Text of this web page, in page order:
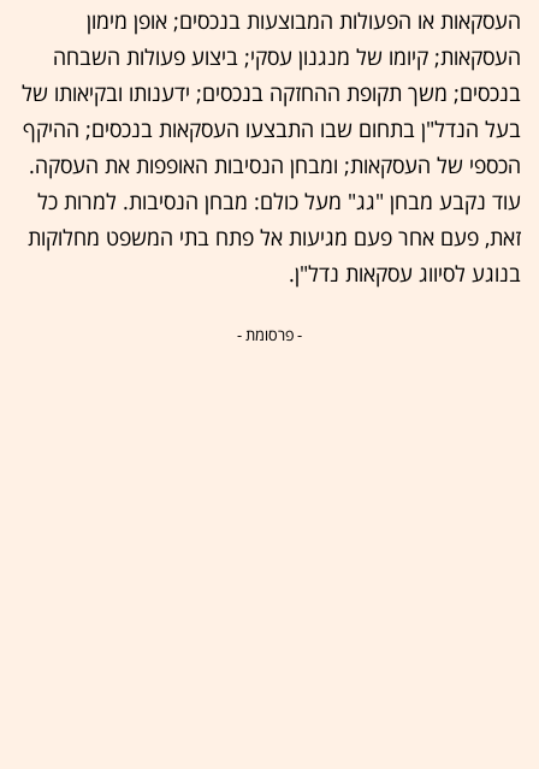
העסקאות או הפעולות המבוצעות בנכסים; אופן מימון
העסקאות; קיומו של מנגנון עסקי; ביצוע פעולות השבחה
בנכסים; משך תקופת ההחזקה בנכסים; ידענותו ובקיאותו של
בעל הנדל"ן בתחום שבו התבצעו העסקאות בנכסים; ההיקף
הכספי של העסקאות; ומבחן הנסיבות האופפות את העסקה.
עוד נקבע מבחן "גג" מעל כולם: מבחן הנסיבות. למרות כל
זאת, פעם אחר פעם מגיעות אל פתח בתי המשפט מחלוקות
בנוגע לסיווג עסקאות נדל"ן.
- פרסומת -